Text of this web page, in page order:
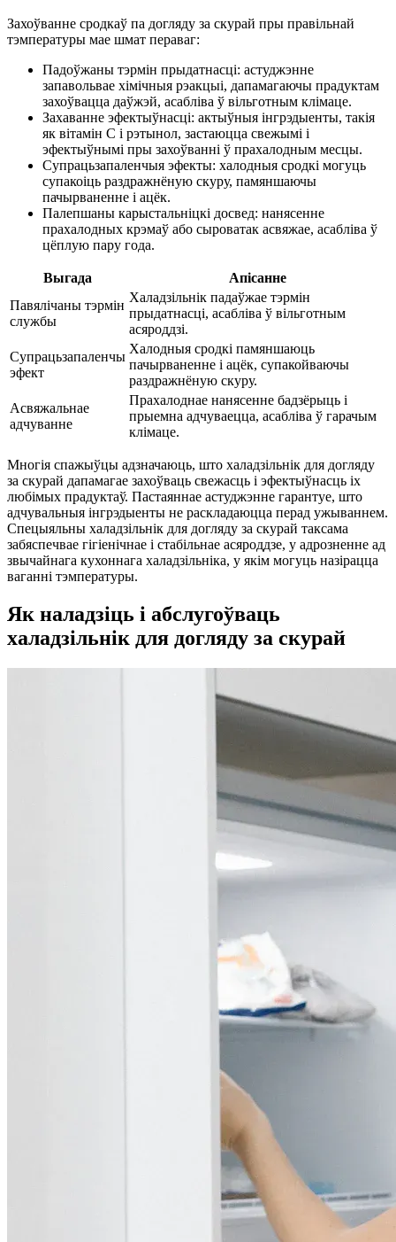
Захоўванне сродкаў па догляду за скурай пры правільнай
тэмпературы мае шмат пераваг:
Падоўжаны тэрмін прыдатнасці: астуджэнне
запавольвае хімічныя рэакцыі, дапамагаючы прадуктам
захоўвацца даўжэй, асабліва ў вільготным клімаце.
Захаванне эфектыўнасці: актыўныя інгрэдыенты, такія
як вітамін С і рэтынол, застаюцца свежымі і
эфектыўнымі пры захоўванні ў прахалодным месцы.
Супрацьзапаленчыя эфекты: халодныя сродкі могуць
супакоіць раздражнёную скуру, памяншаючы
пачырваненне і ацёк.
Палепшаны карыстальніцкі досвед: нанясенне
прахалодных крэмаў або сыроватак асвяжае, асабліва ў
цёплую пару года.
Выгада
Апісанне
Павялічаны тэрмін
службы
Халадзільнік падаўжае тэрмін
прыдатнасці, асабліва ў вільготным
асяроддзі.
Супрацьзапаленчы
эфект
Халодныя сродкі памяншаюць
пачырваненне і ацёк, супакойваючы
раздражнёную скуру.
Асвяжальнае
адчуванне
Прахалоднае нанясенне бадзёрыць і
прыемна адчуваецца, асабліва ў гарачым
клімаце.
Многія спажыўцы адзначаюць, што халадзільнік для догляду
за скурай дапамагае захоўваць свежасць і эфектыўнасць іх
любімых прадуктаў. Пастаяннае астуджэнне гарантуе, што
адчувальныя інгрэдыенты не раскладаюцца перад ужываннем.
Спецыяльны халадзільнік для догляду за скурай таксама
забяспечвае гігіенічнае і стабільнае асяроддзе, у адрозненне ад
звычайнага кухоннага халадзільніка, у якім могуць назірацца
ваганні тэмпературы.
Як наладзіць і абслугоўваць
халадзільнік для догляду за скурай